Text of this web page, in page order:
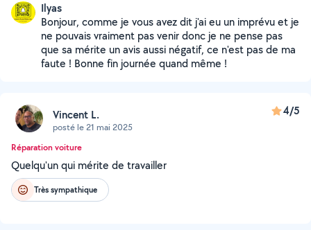
Ilyas
Bonjour, comme je vous avez dit j'ai eu un imprévu et je
ne pouvais vraiment pas venir donc je ne pense pas
que sa mérite un avis aussi négatif, ce n'est pas de ma
faute ! Bonne fin journée quand même !
Vincent L.
posté le 21 mai 2025
4/5
Réparation voiture
Quelqu'un qui mérite de travailler
Très sympathique